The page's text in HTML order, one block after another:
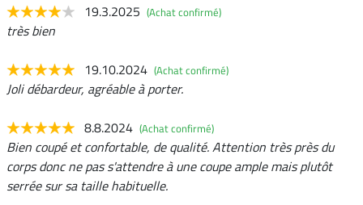
19.3.2025 (Achat confirmé)
très bien
19.10.2024 (Achat confirmé)
Joli débardeur, agréable à porter.
8.8.2024 (Achat confirmé)
Bien coupé et confortable, de qualité. Attention très près du
corps donc ne pas s'attendre à une coupe ample mais plutôt
serrée sur sa taille habituelle.